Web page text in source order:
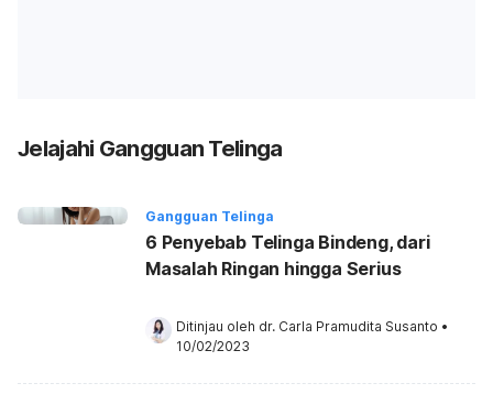
Jelajahi Gangguan Telinga
Gangguan Telinga
6 Penyebab Telinga Bindeng, dari
Masalah Ringan hingga Serius
Ditinjau oleh dr. Carla Pramudita Susanto •
10/02/2023